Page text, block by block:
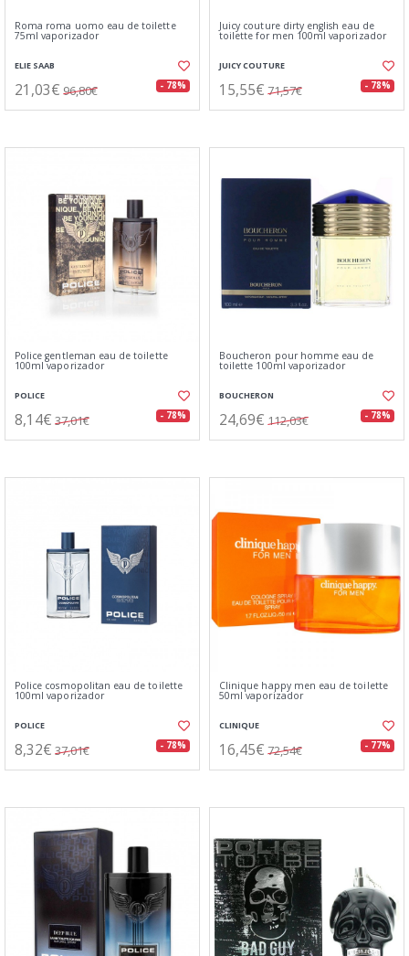
Roma roma uomo eau de toilette
75ml vaporizador
ELIE SAAB
21,03€ 96,80€ - 78%
Juicy couture dirty english eau de
toilette for men 100ml vaporizador
JUICY COUTURE
15,55€ 71,57€ - 78%
Police gentleman eau de toilette
100ml vaporizador
POLICE
8,14€ 37,01€ - 78%
Boucheron pour homme eau de
toilette 100ml vaporizador
BOUCHERON
24,69€ 112,03€ - 78%
Police cosmopolitan eau de toilette
100ml vaporizador
POLICE
8,32€ 37,01€ - 78%
Clinique happy men eau de toilette
50ml vaporizador
CLINIQUE
16,45€ 72,54€ - 77%